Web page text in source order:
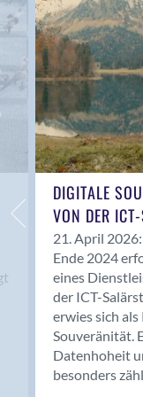
Anwil
Appenzell
Au SG
Baar
Baden
Balsthal
Balzers
Basel
Bassersdorf
Belp
Bendern
Benken (SG)
Bergdietikon
Berlin
Bern
Bern - Liebefeld
DIGITALE
VON DER
21. April 2026:
Ende 2024
eines
der ICT-
erwies sich
Souveränität.
Datenhoheit
besonders